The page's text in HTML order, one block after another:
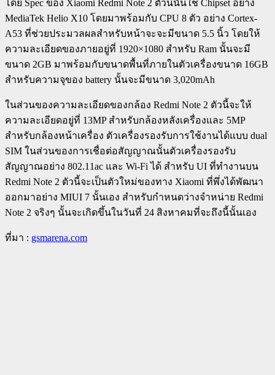
โดย Spec ของ Xiaomi Redmi Note 2 ตัวนี้นั้นใช้ Chipset อย่าง
MediaTek Helio X10 โดยมาพร้อมกับ CPU 8 ตัว อย่าง Cortex-
A53 ที่ช่วยประมวลผลสำหรับหน้าจะจะมีขนาด 5.5 นิ้ว โดยให้
ความละเอียดของภายอยู่ที่ 1920×1080 สำหรับ Ram นั้นจะมี
ขนาด 2GB มาพร้อมกับขนาดพื้นที่ภายในตัวเครื่องขนาด 16GB
สำหรับความจุของ battery นั้นจะมีขนาด 3,020mAh
ในส่วนของความละเอียดของกล้อง Redmi Note 2 ตัวนี้จะให้
ความละเอียดอยู่ที่ 13MP สำหรับกล้องหลังเครื่องและ 5MP
สำหรับกล้องหน้าเครื่อง ตัวเครื่องรองรับการใช้งานได้แบบ dual
SIM ในส่วนของการเชื่อต่อสัญญาณนั้นตัวเครื่องรองรับ
สัญญาณอย่าง 802.11ac และ Wi-Fi ได้ สำหรับ UI ที่ทำงานบน
Redmi Note 2 ตัวนี้จะเป็นตัวใหม่ของทาง Xiaomi ที่พึ่งได้พัฒนา
ออกมาอย่าง MIUI 7 นั้นเอง สำหรับกำหนดว่างจำหน่าย Redmi
Note 2 จริงๆ นั้นจะเกิดขึ้นในวันที่ 24 สิงหาคมที่จะถึงนี้นั้นเอง
ที่มา : gsmarena.com